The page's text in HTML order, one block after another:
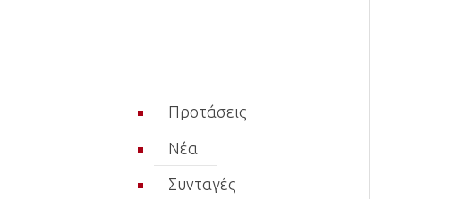
Προτάσεις
Νέα
Συνταγές